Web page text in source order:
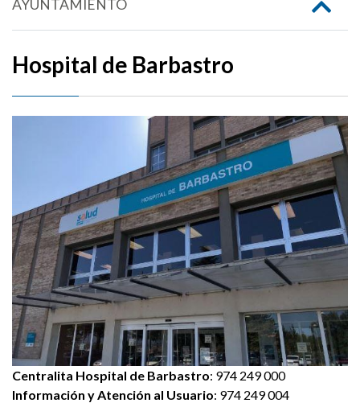
AYUNTAMIENTO
Hospital de Barbastro
Centralita Hospital de Barbastro: 974 249 000
Información y Atención al Usuario: 974 249 004